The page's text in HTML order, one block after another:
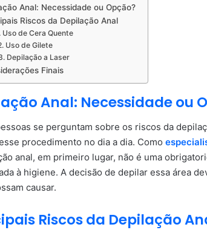
Anal: Necessidade ou Opção?
Riscos da Depilação Anal
Uso de Cera Quente
Uso de Gilete
Depilação a Laser
Finais
Anal: Necessidade ou
se perguntam sobre os riscos da
procedimento no dia a dia. Como
anal, em primeiro lugar, não é uma
à higiene. A decisão de depilar essa área
causar.
Riscos da Depilação